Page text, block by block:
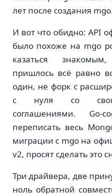
лет после создания
И вот что обидно: API
было похоже на mgo
казаться
пришлось всё равно
один, не форк с
с нуля со
соглашениями. Go-
переписать весь
миграции с mgo на
v2, просят сделать это
Три драйвера, две
ноль обратной